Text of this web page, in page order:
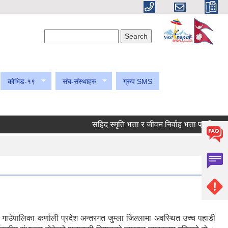
कोभिड-१९ संघ-संस्थाहरु ग्रुप SMS
सहिद स्मृति भत्ता र जीवन निर्वाह भत्ता प्राप्तिका
कर्णाली प्रदेश अन्तरगत जुम्ला जिल्लामा अवस्थित उच्च पहाडी